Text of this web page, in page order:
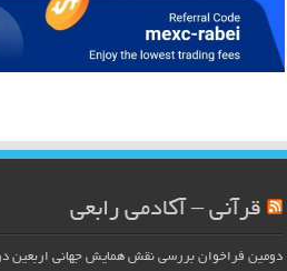
قرآنی – آکادمی رابعی
دومین فراخوان بررسی نقش همایش جهانی اربعین